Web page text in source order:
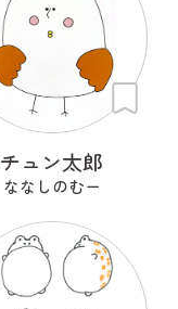
チュン太郎
ななしのむー